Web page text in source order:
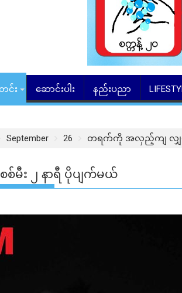
င်း ဆောင်းပါး နည်းပညာ
September 26 တရက်ကို အလှည့်ကျ လျှပ်
း ၂ နာရီ ပိုပျက်မယ်